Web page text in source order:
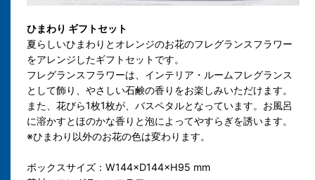
ひまわり ギフトセット
夏らしいひまわりとオレンジのお花のフレグランスフラワー
をアレンジしたギフトセットです。
フレグランスフラワーは、インテリア・ルームフレグランス
として飾り、やさしい石鹸の香りをお楽しみいただけます。
また、花びら1枚1枚が、バスペタルとなっています。お風呂
に溶かすとほのかな香りと泡によってやすらぎを誘います。
※ひまわり以外のお花の色は変わります。
ボックスサイズ：W144×D144×H95 mm